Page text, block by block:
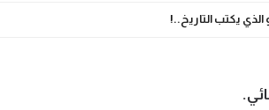
الذي يكتب التاريخ..!
.